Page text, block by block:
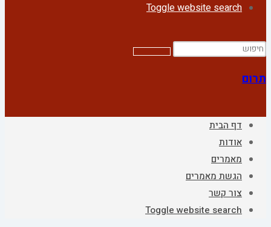
Toggle website search
תרום
דף הבית
אודות
מאמרים
הגשת מאמרים
צור קשר
Toggle website search